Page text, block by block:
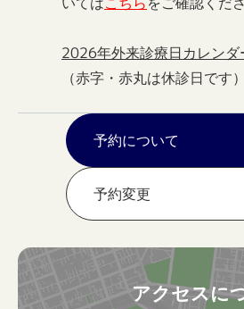
2026年外来診療日カレンダ
（赤字・赤丸は休診日です）
予約について
予約変更
アクセスに